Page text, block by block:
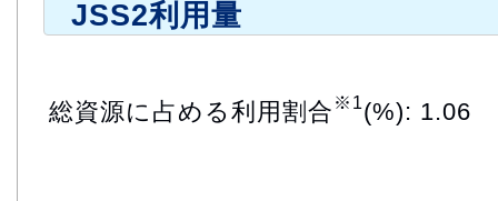
JSS2利用量
総資源に占める利用割合 ※1(%): 1.06